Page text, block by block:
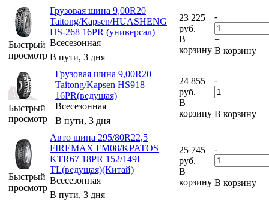
Быстрый
просмотр
Грузовая шина 9,00R20
Taitong/Kapsen/HUASHENG
HS-268 16PR (универсал)
Всесезонная
В пути, 3 дня
23 225
руб.
В
корзину
-
+
В корзину
Быстрый
просмотр
Грузовая шина 9,00R20
Taitong/Kapsen HS918
16PR(ведущая)
Всесезонная
В пути, 3 дня
24 855
руб.
В
корзину
-
+
В корзину
Быстрый
просмотр
Авто шина 295/80R22,5
FIREMAX FM08/KPATOS
KTR67 18PR 152/149L
TL(ведущая)(Китай)
Всесезонная
В пути, 3 дня
25 745
руб.
В
корзину
-
+
В корзину